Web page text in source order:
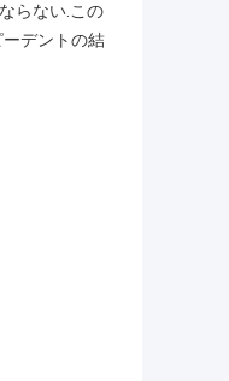
らない.この
デントの結